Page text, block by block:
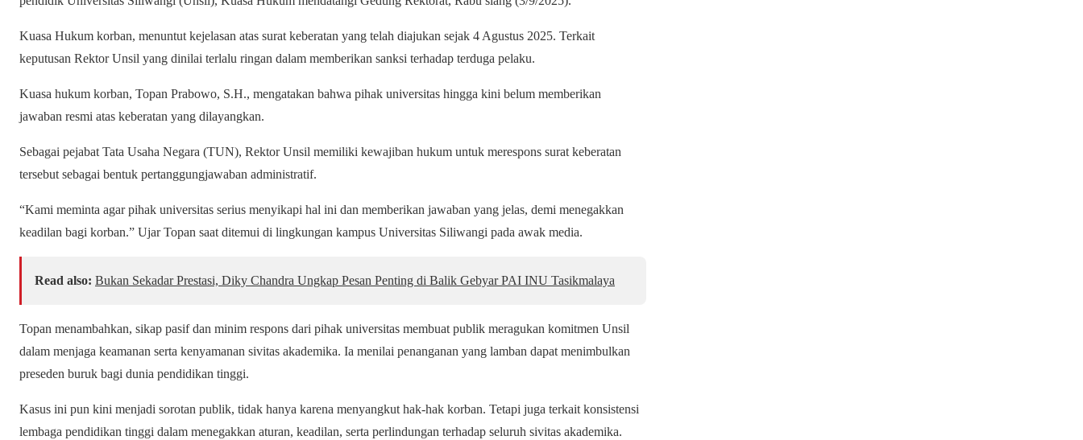
Kuasa Hukum korban, menuntut kejelasan atas surat keberatan yang telah diajukan sejak 4 Agustus 2025. Terkait
keputusan Rektor Unsil yang dinilai terlalu ringan dalam memberikan sanksi terhadap terduga pelaku.
Kuasa hukum korban, Topan Prabowo, S.H., mengatakan bahwa pihak universitas hingga kini belum memberikan
jawaban resmi atas keberatan yang dilayangkan.
Sebagai pejabat Tata Usaha Negara (TUN), Rektor Unsil memiliki kewajiban hukum untuk merespons surat keberatan
tersebut sebagai bentuk pertanggungjawaban administratif.
“Kami meminta agar pihak universitas serius menyikapi hal ini dan memberikan jawaban yang jelas, demi menegakkan
keadilan bagi korban.” Ujar Topan saat ditemui di lingkungan kampus Universitas Siliwangi pada awak media.
Read also: Bukan Sekadar Prestasi, Diky Chandra Ungkap Pesan Penting di Balik Gebyar PAI INU Tasikmalaya
Topan menambahkan, sikap pasif dan minim respons dari pihak universitas membuat publik meragukan komitmen Unsil
dalam menjaga keamanan serta kenyamanan sivitas akademika. Ia menilai penanganan yang lamban dapat menimbulkan
preseden buruk bagi dunia pendidikan tinggi.
Kasus ini pun kini menjadi sorotan publik, tidak hanya karena menyangkut hak-hak korban. Tetapi juga terkait konsistensi
lembaga pendidikan tinggi dalam menegakkan aturan, keadilan, serta perlindungan terhadap seluruh sivitas akademika.